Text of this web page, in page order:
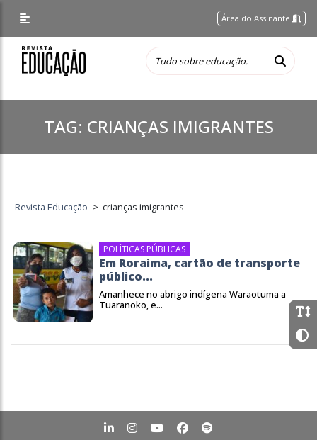
Área do Assinante
TAG: CRIANÇAS IMIGRANTES
Revista Educação > crianças imigrantes
POLÍTICAS PÚBLICAS
Em Roraima, cartão de transporte
público...
Amanhece no abrigo indígena Waraotuma a
Tuaranoko, e...